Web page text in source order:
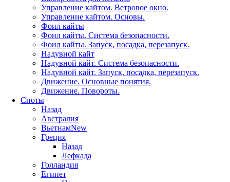
Управление кайтом. Ветровое окно.
Управление кайтом. Основы.
Фоил кайты
Фоил кайты. Система безопасности.
Фоил кайты. Запуск, посадка, перезапуск.
Надувной кайт
Надувной кайт. Система безопасности.
Надувной кайт. Запуск, посадка, перезапуск.
Движение. Основные понятия.
Движение. Повороты.
Споты
Назад
Австралия
ВьетнамNew
Греция
Назад
Лефкада
Голландия
Египет